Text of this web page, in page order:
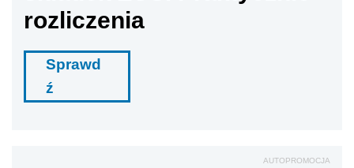
rozliczenia
Sprawd
ź
AUTOPROMOCJA